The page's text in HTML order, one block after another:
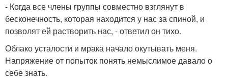
- Когда все члены группы совместно взглянут в
бесконечность, которая находится у нас за спиной, и
позволят ей растворить нас, - ответил он тихо.
Облако усталости и мрака начало окутывать меня.
Напряжение от попыток понять немыслимое давало о
себе знать.